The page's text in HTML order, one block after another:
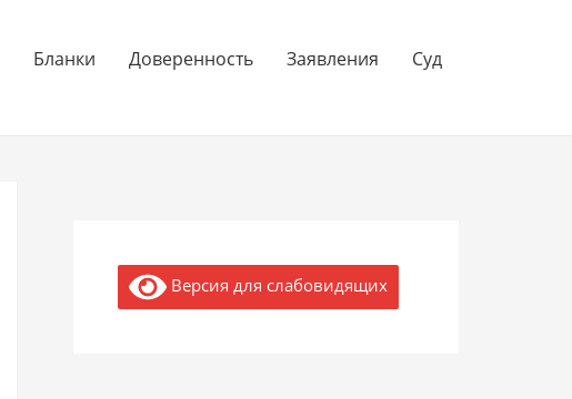
Бланки Доверенность Заявления Суд
Версия для слабовидящих